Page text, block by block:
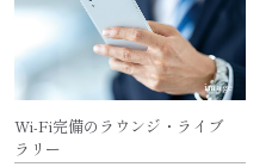
image
Wi-Fi完備のラウンジ・ライブ
ラリー